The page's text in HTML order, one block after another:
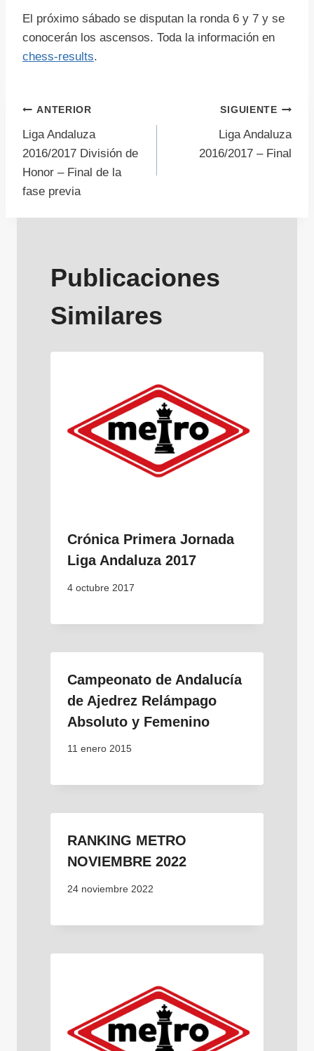
El próximo sábado se disputan la ronda 6 y 7 y se
conocerán los ascensos. Toda la información en
chess-results.
Navegación
de
entradas
ANTERIOR
Liga Andaluza
2016/2017 División de
Honor – Final de la
fase previa
SIGUIENTE
Liga Andaluza
2016/2017 – Final
Publicaciones
Similares
Crónica Primera Jornada
Liga Andaluza 2017
4 octubre 2017
Campeonato de Andalucía
de Ajedrez Relámpago
Absoluto y Femenino
11 enero 2015
RANKING METRO
NOVIEMBRE 2022
24 noviembre 2022